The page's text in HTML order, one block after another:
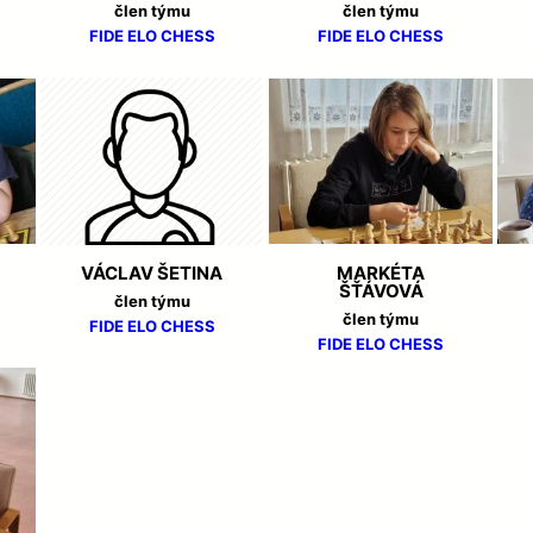
ŠŤASTNÝM
V
2024
JUNIOREK 2023
člen týmu
FIDEELO CHESS
člen týmu
FIDEELO CHESS
VÁCLAV ŠETINA
člen týmu
FIDEELO CHESS
MARKÉTA
ŠŤÁVOVÁ
člen týmu
FIDEELO CHESS